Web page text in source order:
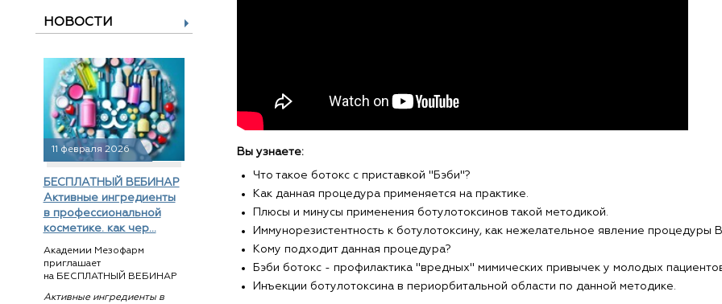
НОВОСТИ
11 февраля 2026
БЕСПЛАТНЫЙ ВЕБИНАР
Активные ингредиенты
в профессиональной
косметике. как чер...
Академии Мезофарм
приглашает
на БЕСПЛАТНЫЙ ВЕБИНАР
Активные ингредиенты в
Вы узнаете:
Что такое ботокс с приставкой "Бэби"?
Как данная процедура применяется на практике.
Плюсы и минусы применения ботулотоксинов такой методикой.
Иммунорезистентность к ботулотоксину, как нежелательное явление процедуры
Кому подходит данная процедура?
Бэби ботокс - профилактика "вредных" мимических привычек у молодых
Инъекции ботулотоксина в периорбитальной области по данной методике.